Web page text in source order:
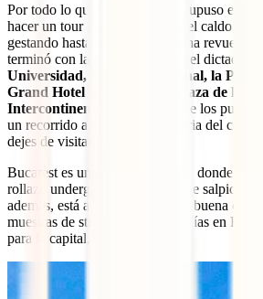
Por todo lo que el comunismo supuso en la
hacer un tour para comprender el caldo de
gestando hasta convertirse en una revuelta
terminó con la huida y muerte del dictador.
Universidad, el Teatro Nacional, la Plaza
Grand Hotel Boulevard, la Plaza de la
Intercontinental
son algunos de los
un recorrido a través de la historia del
dejes de visitarlos!
Bucarest es una ciudad vibrante, donde un
rollazo underground y modernete salpican
además, está aderezada con una buena
muestras de street art. De los 8 días en
para la capital, ¡sin duda!